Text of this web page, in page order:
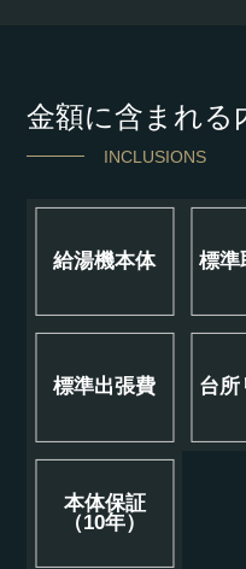
金額に含まれる
INCLUSIONS
給湯機本体 標準
標準出張費 台所
本体保証
（10年）